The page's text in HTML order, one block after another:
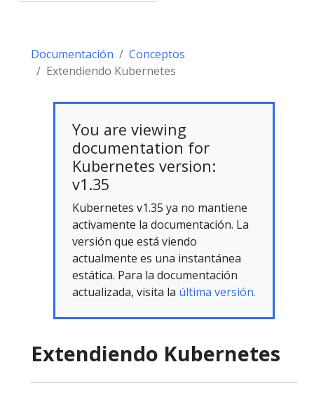
Documentación
Conceptos
Extendiendo Kubernetes
You are viewing
documentation for
Kubernetes version:
v1.35
Kubernetes v1.35 ya no mantiene
activamente la documentación. La
versión que está viendo
actualmente es una instantánea
estática. Para la documentación
actualizada, visita la última versión.
Extendiendo Kubernetes